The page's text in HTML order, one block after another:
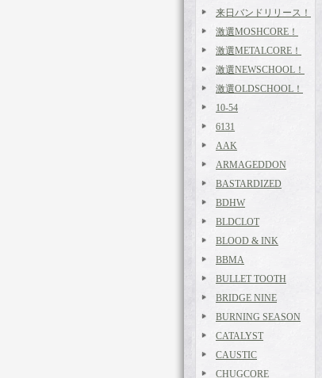
来日バンドリリース！
激選MOSHCORE！
激選METALCORE！
激選NEWSCHOOL！
激選OLDSCHOOL！
10-54
6131
AAK
ARMAGEDDON
BASTARDIZED
BDHW
BLDCLOT
BLOOD & INK
BBMA
BULLET TOOTH
BRIDGE NINE
BURNING SEASON
CATALYST
CAUSTIC
CHUGCORE